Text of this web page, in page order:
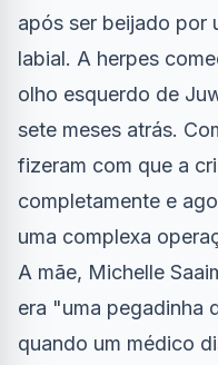
após ser beijado por
labial. A herpes
olho esquerdo de
sete meses atrás.
fizeram com que a
completamente e
uma complexa
A mãe, Michelle
era "uma pegadinha
quando um médico